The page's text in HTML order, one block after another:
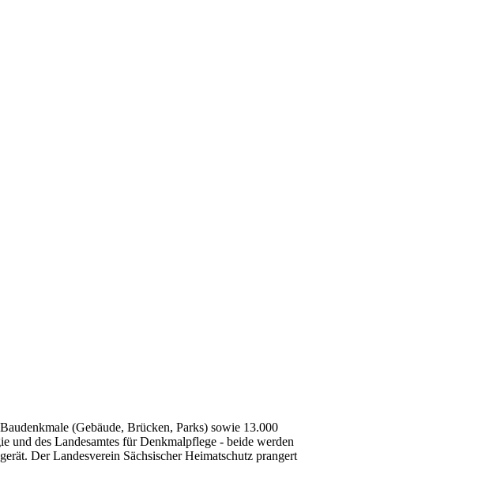
(Gebäude, Brücken, Parks) sowie 13.000
und des Landesamtes für Denkmalpflege - beide werden
Der Landesverein Sächsischer Heimatschutz prangert